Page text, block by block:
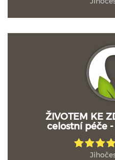
ŽIVOTEM KE
celostní péče